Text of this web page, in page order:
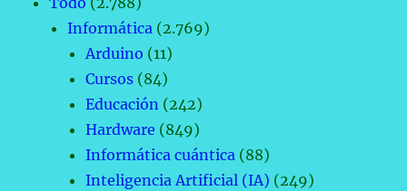
Informática (2.769)
Arduino (11)
Cursos (84)
Educación (242)
Hardware (849)
Informática cuántica (88)
Inteligencia Artificial (IA) (249)